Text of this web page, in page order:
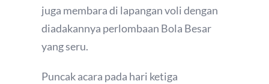
juga membara di lapangan voli dengan
diadakannya perlombaan Bola Besar
yang seru.
Puncak acara pada hari ketiga